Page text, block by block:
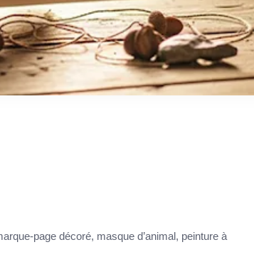
page décoré, masque d’animal, peinture à